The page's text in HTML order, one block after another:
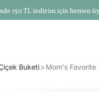
150 TL indirim için hemen
Buketi Mom's Favorite